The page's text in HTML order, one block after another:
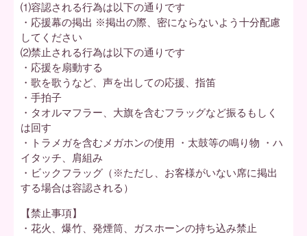
⑴容認される行為は以下の通りです
・応援幕の掲出 ※掲出の際、密にならないよう十分配慮
してください
⑵禁止される行為は以下の通りです
・応援を扇動する
・歌を歌うなど、声を出しての応援、指笛
・手拍子
・タオルマフラー、大旗を含むフラッグなど振るもしく
は回す
・トラメガを含むメガホンの使用 ・太鼓等の鳴り物 ・ハ
イタッチ、肩組み
・ビックフラッグ（※ただし、お客様がいない席に掲出
する場合は容認される）
【禁止事項】
・花火、爆竹、発煙筒、ガスホーンの持ち込み禁止